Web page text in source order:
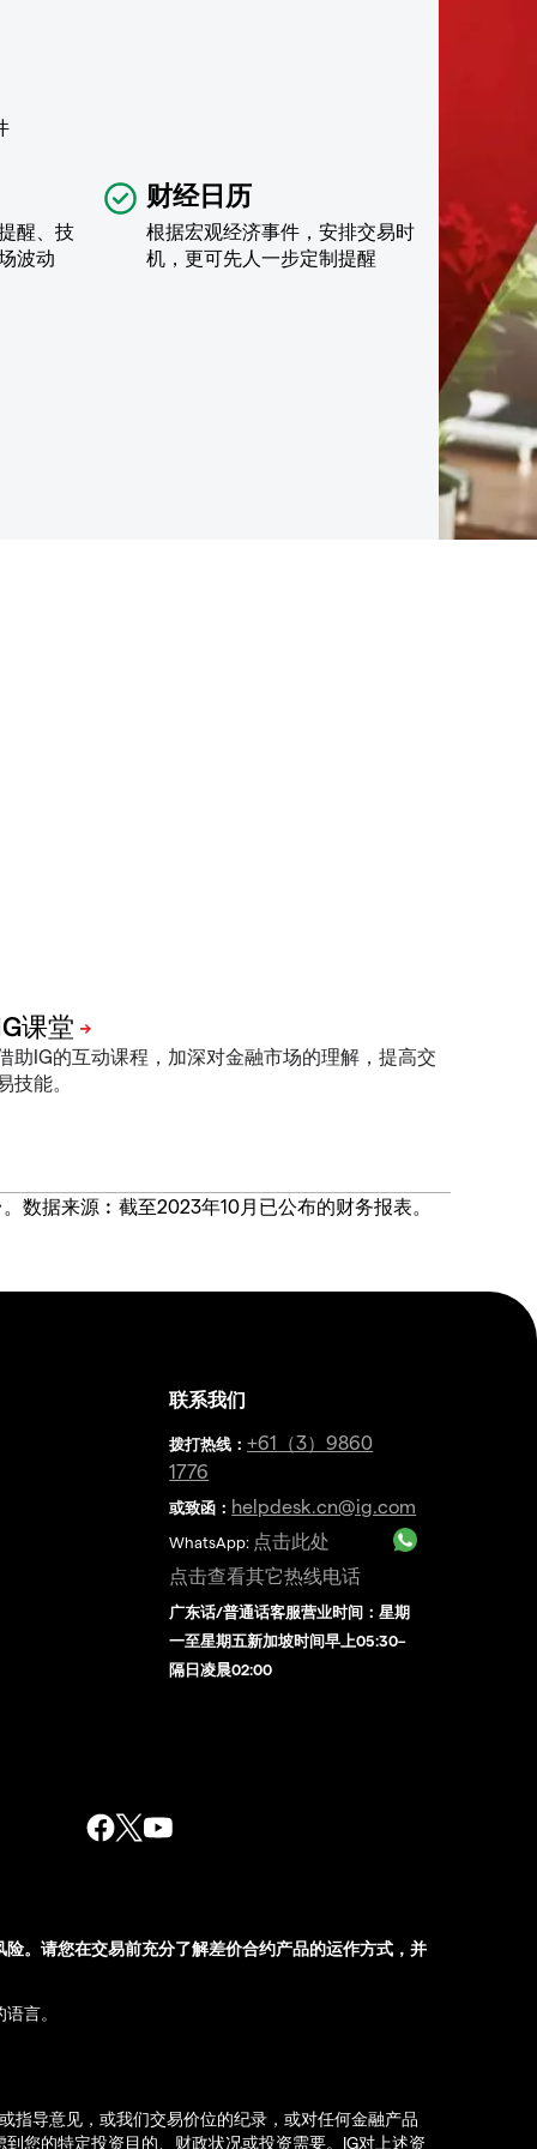
醒、技
波动
财经日历
根据宏观经济事件，安排交易时
机，更可先人一步定制提醒
助IG的互动课程，加深对金融市场的理解，提高交
技能。
数据来源︰截至2023年10月已公布的财务报表。
联系我们
拨打热线 ：+61（3）9860
1776
或致函： helpdesk.cn@ig.com
WhatsApp: 点击此处
点击查看其它热线电话
广东话/普通话客服营业时间：星期
一至星期五新加坡时间早上05:30–
隔日凌晨02:00
。请您在交易前充分了解差价合约产品的运作方式，并
言。
指导意见，或我们交易价位的纪录，或对任何金融产品
您的特定投资目的、财政状况或投资需要。IG对上述资